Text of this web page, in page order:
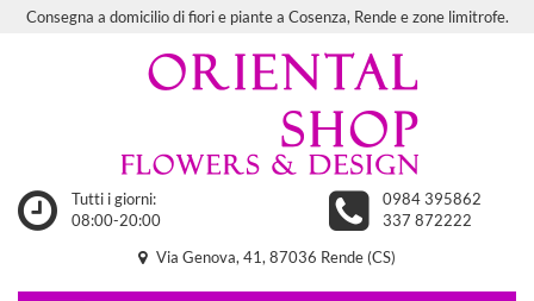
Consegna a domicilio di fiori e piante a Cosenza, Rende e zone limitrofe.
Tutti i giorni:
08:00-20:00
0984 395862
337 872222
Via Genova, 41, 87036 Rende (CS)